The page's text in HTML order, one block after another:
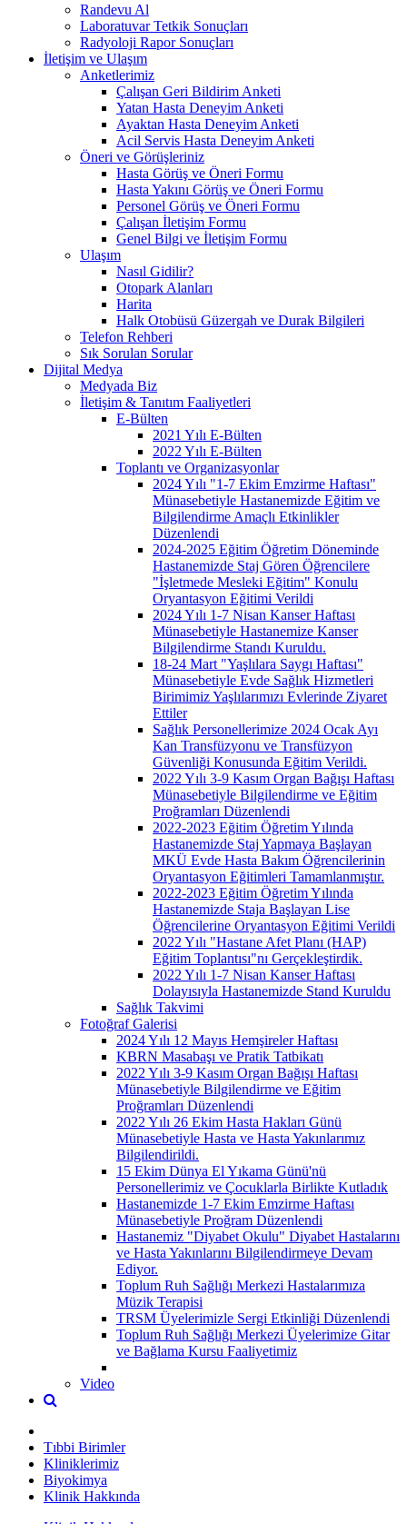
Randevu Al
Laboratuvar Tetkik Sonuçları
Radyoloji Rapor Sonuçları
İletişim ve Ulaşım
Anketlerimiz
Çalışan Geri Bildirim Anketi
Yatan Hasta Deneyim Anketi
Ayaktan Hasta Deneyim Anketi
Acil Servis Hasta Deneyim Anketi
Öneri ve Görüşleriniz
Hasta Görüş ve Öneri Formu
Hasta Yakını Görüş ve Öneri Formu
Personel Görüş ve Öneri Formu
Çalışan İletişim Formu
Genel Bilgi ve İletişim Formu
Ulaşım
Nasıl Gidilir?
Otopark Alanları
Harita
Halk Otobüsü Güzergah ve Durak Bilgileri
Telefon Rehberi
Sık Sorulan Sorular
Dijital Medya
Medyada Biz
İletişim & Tanıtım Faaliyetleri
E-Bülten
2021 Yılı E-Bülten
2022 Yılı E-Bülten
Toplantı ve Organizasyonlar
2024 Yılı "1-7 Ekim Emzirme Haftası"
Münasebetiyle Hastanemizde Eğitim ve
Bilgilendirme Amaçlı Etkinlikler
Düzenlendi
2024-2025 Eğitim Öğretim Döneminde
Hastanemizde Staj Gören Öğrencilere
"İşletmede Mesleki Eğitim" Konulu
Oryantasyon Eğitimi Verildi
2024 Yılı 1-7 Nisan Kanser Haftası
Münasebetiyle Hastanemize Kanser
Bilgilendirme Standı Kuruldu.
18-24 Mart "Yaşlılara Saygı Haftası"
Münasebetiyle Evde Sağlık Hizmetleri
Birimimiz Yaşlılarımızı Evlerinde Ziyaret
Ettiler
Sağlık Personellerimize 2024 Ocak Ayı
Kan Transfüzyonu ve Transfüzyon
Güvenliği Konusunda Eğitim Verildi.
2022 Yılı 3-9 Kasım Organ Bağışı Haftası
Münasebetiyle Bilgilendirme ve Eğitim
Proğramları Düzenlendi
2022-2023 Eğitim Öğretim Yılında
Hastanemizde Staj Yapmaya Başlayan
MKÜ Evde Hasta Bakım Öğrencilerinin
Oryantasyon Eğitimleri Tamamlanmıştır.
2022-2023 Eğitim Öğretim Yılında
Hastanemizde Staja Başlayan Lise
Öğrencilerine Oryantasyon Eğitimi Verildi
2022 Yılı "Hastane Afet Planı (HAP)
Eğitim Toplantısı"nı Gerçekleştirdik.
2022 Yılı 1-7 Nisan Kanser Haftası
Dolayısıyla Hastanemizde Stand Kuruldu
Sağlık Takvimi
Fotoğraf Galerisi
2024 Yılı 12 Mayıs Hemşireler Haftası
KBRN Masabaşı ve Pratik Tatbikatı
2022 Yılı 3-9 Kasım Organ Bağışı Haftası
Münasebetiyle Bilgilendirme ve Eğitim
Proğramları Düzenlendi
2022 Yılı 26 Ekim Hasta Hakları Günü
Münasebetiyle Hasta ve Hasta Yakınlarımız
Bilgilendirildi.
15 Ekim Dünya El Yıkama Günü'nü
Personellerimiz ve Çocuklarla Birlikte Kutladık
Hastanemizde 1-7 Ekim Emzirme Haftası
Münasebetiyle Proğram Düzenlendi
Hastanemiz "Diyabet Okulu" Diyabet Hastalarını
ve Hasta Yakınlarını Bilgilendirmeye Devam
Ediyor.
Toplum Ruh Sağlığı Merkezi Hastalarımıza
Müzik Terapisi
TRSM Üyelerimizle Sergi Etkinliği Düzenlendi
Toplum Ruh Sağlığı Merkezi Üyelerimize Gitar
ve Bağlama Kursu Faaliyetimiz
Video
Tıbbi Birimler
Kliniklerimiz
Biyokimya
Klinik Hakkında